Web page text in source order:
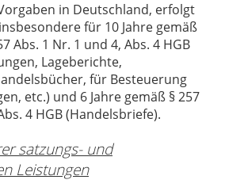
in Deutschland, erfolgt
für 10 Jahre gemäß
Abs. 1 Nr. 1 und 4, Abs. 4 HGB
Lageberichte,
für Besteuerung
etc.) und 6 Jahre gemäß § 257
4 HGB (Handelsbriefe).
satzungs- und
Leistungen